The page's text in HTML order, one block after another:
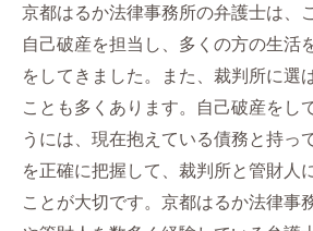
京都はるか法律事務所の弁護士は、
自己破産を担当し、多くの方の生活
をしてきました。また、裁判所に選
ことも多くあります。自己破産をし
うには、現在抱えている債務と持っ
を正確に把握して、裁判所と管財人
ことが大切です。京都はるか法律事